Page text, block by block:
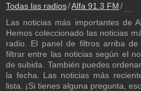
Alfa 91.3 FM
Atrás a la página de Alfa 91.3 FM
Inicio de sesión
¡Crea una cuenta propia!
Lista de canciones
Descubre lo que ha sonado hasta
Todas las radios Alfa 91.3 FM
Las noticias más importantes de
Hemos coleccionado las noticias
radio. El panel de filtros arriba
filtrar entre las noticias según el
de subida. También puedes
la fecha. Las noticias más
lista. ¡Si tienes alguna pregunta,